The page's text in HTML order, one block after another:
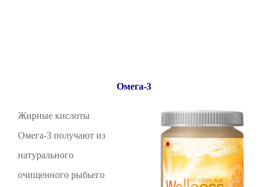
Омега-3
Жирные кислоты
Омега-3 получают из
натурального
очищенного рыбьего